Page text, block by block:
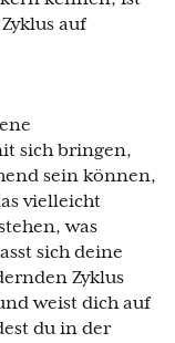
auf
sich bringen,
sein können,
vielleicht
was
sich deine
Zyklus
weist dich auf
du in der